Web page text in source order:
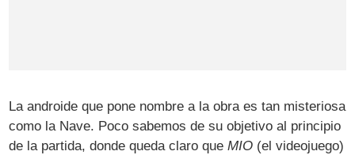
La androide que pone nombre a la obra es tan misteriosa
como la Nave. Poco sabemos de su objetivo al principio
de la partida, donde queda claro queMIO (el videojuego)